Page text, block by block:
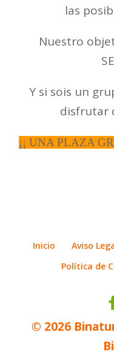
las
Nuestro
Y si sois un
disfrutar
¡¡ UNA PLAZA
Inicio Aviso
Política de
© 2026